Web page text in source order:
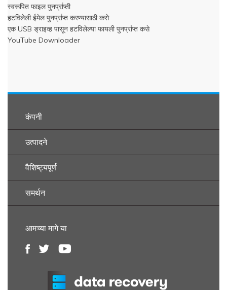
स्वरूपित फाइल पुनर्प्राप्ती
हटविलेली ईमेल पुनर्प्राप्त करण्यासाठी कसे
एक USB ड्राइव्ह पासून हटविलेल्या फायली पुनर्प्राप्त कसे
YouTube Downloader
कंपनी
उत्पादने
वैशिष्ट्यपूर्ण
समर्थन
आमच्या मागे या